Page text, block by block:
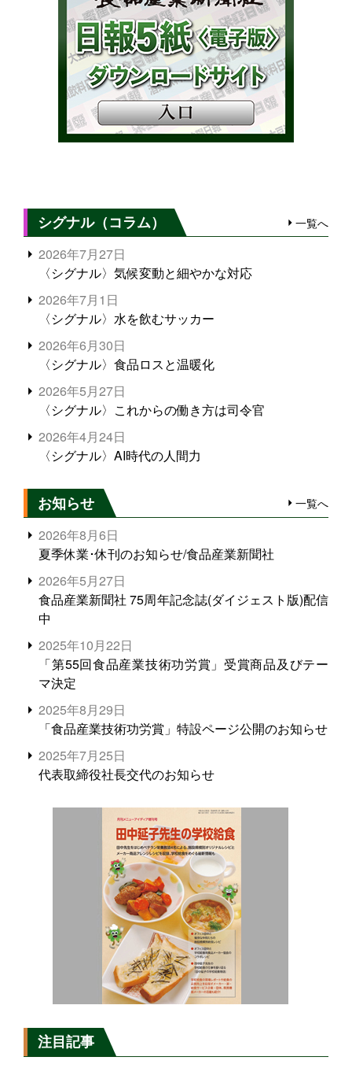
シグナル（コラム） 一覧へ
2026年7月27日
〈シグナル〉気候変動と細やかな対応
2026年7月1日
〈シグナル〉水を飲むサッカー
2026年6月30日
〈シグナル〉食品ロスと温暖化
2026年5月27日
〈シグナル〉これからの働き方は司令官
2026年4月24日
〈シグナル〉AI時代の人間力
お知らせ 一覧へ
2026年8月6日
夏季休業･休刊のお知らせ/食品産業新聞社
2026年5月27日
食品産業新聞社 75周年記念誌(ダイジェスト版)配信
中
2025年10月22日
「第55回食品産業技術功労賞」受賞商品及びテー
マ決定
2025年8月29日
「食品産業技術功労賞」特設ページ公開のお知らせ
2025年7月25日
代表取締役社長交代のお知らせ
注目記事